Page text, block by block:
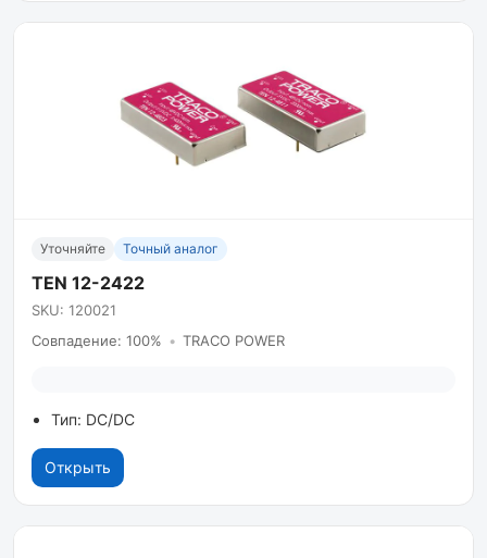
Уточняйте Точный аналог
TEN 12-2422
SKU: 120021
Совпадение: 100% • TRACO POWER
Тип: DC/DC
Открыть